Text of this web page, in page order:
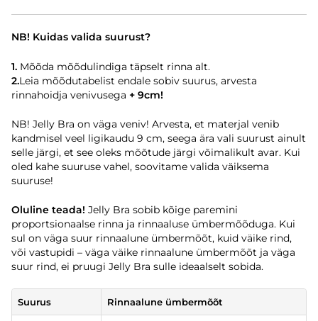
NB! Kuidas valida suurust?
1. Mõõda mõõdulindiga täpselt rinna alt.
2.Leia mõõdutabelist endale sobiv suurus, arvesta
rinnahoidja venivusega + 9cm!
NB! Jelly Bra on väga veniv! Arvesta, et materjal venib
kandmisel veel ligikaudu 9 cm, seega ära vali suurust ainult
selle järgi, et see oleks mõõtude järgi võimalikult avar. Kui
oled kahe suuruse vahel, soovitame valida väiksema
suuruse!
Oluline teada! Jelly Bra sobib kõige paremini
proportsionaalse rinna ja rinnaaluse ümbermõõduga. Kui
sul on väga suur rinnaalune ümbermõõt, kuid väike rind,
või vastupidi – väga väike rinnaalune ümbermõõt ja väga
suur rind, ei pruugi Jelly Bra sulle ideaalselt sobida.
Suurus Rinnaalune ümbermõõt